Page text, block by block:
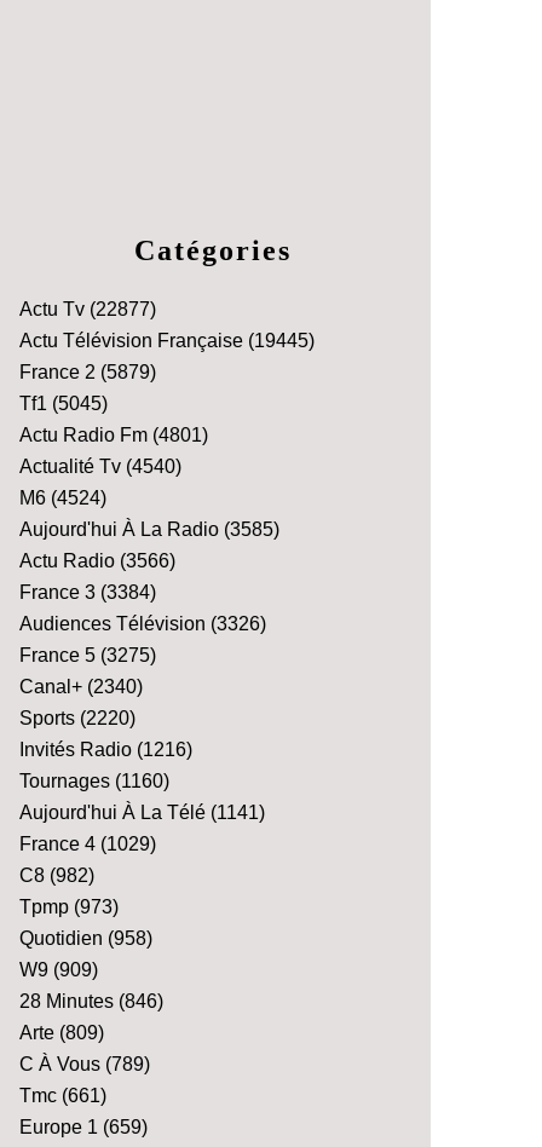
Catégories
Actu Tv (22877)
Actu Télévision Française (19445)
France 2 (5879)
Tf1 (5045)
Actu Radio Fm (4801)
Actualité Tv (4540)
M6 (4524)
Aujourd'hui À La Radio (3585)
Actu Radio (3566)
France 3 (3384)
Audiences Télévision (3326)
France 5 (3275)
Canal+ (2340)
Sports (2220)
Invités Radio (1216)
Tournages (1160)
Aujourd'hui À La Télé (1141)
France 4 (1029)
C8 (982)
Tpmp (973)
Quotidien (958)
W9 (909)
28 Minutes (846)
Arte (809)
C À Vous (789)
Tmc (661)
Europe 1 (659)